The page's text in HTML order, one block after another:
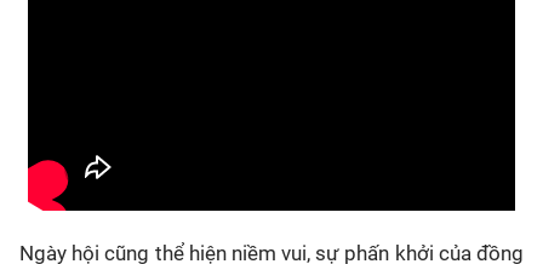
Ngày hội cũng thể hiện niềm vui, sự phấn khởi của đồng